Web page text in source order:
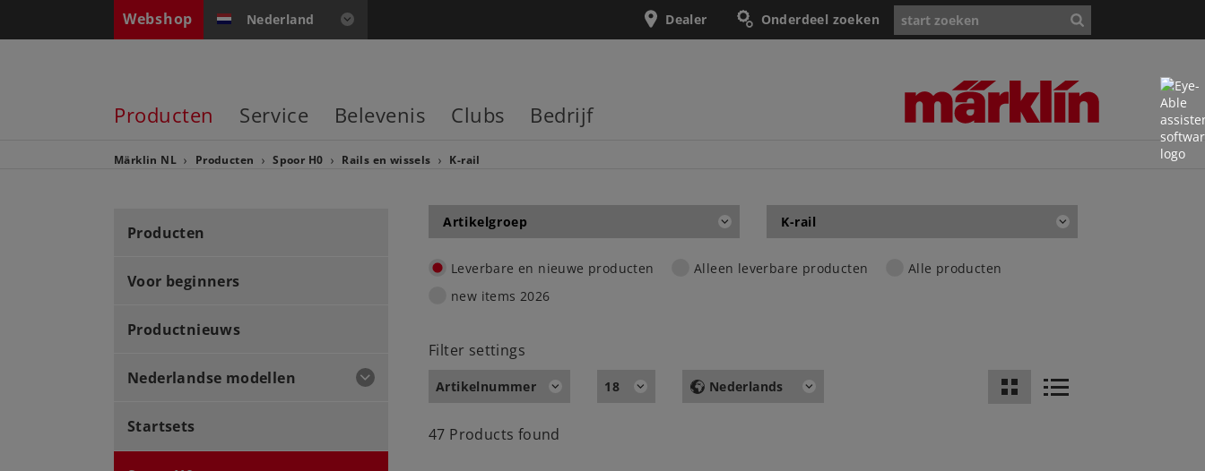
Webshop Nederland Onderdeel zoeken
Dealer
Producten Service Belevenis Clubs Bedrijf
Märklin NL Producten Spoor H0 Rails en wissels K-rail
Producten
Voor beginners
Productnieuws
Nederlandse modellen
Startsets
Artikelgroep K-rail
Leverbare en nieuwe producten Alleen leverbare producten
Alle producten
new items 2026
Filter settings
Artikelnummer 18 Nederlands
47 Products found